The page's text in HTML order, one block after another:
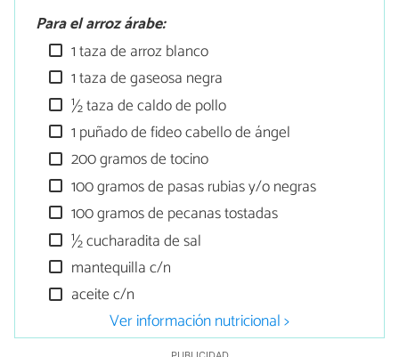
Para el arroz árabe:
1 taza de arroz blanco
1 taza de gaseosa negra
½ taza de caldo de pollo
1 puñado de fideo cabello de ángel
200 gramos de tocino
100 gramos de pasas rubias y/o negras
100 gramos de pecanas tostadas
½ cucharadita de sal
mantequilla c/n
aceite c/n
Ver información nutricional >